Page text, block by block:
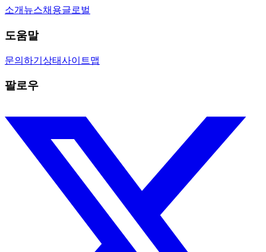
소개 뉴스채용글로벌
도움말
문의하기 상태사이트맵
팔로우